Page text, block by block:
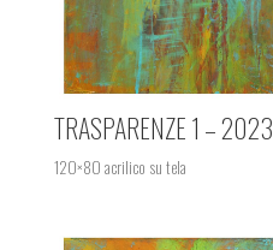
TRASPARENZE 1 – 2023
120×80 acrilico su tela